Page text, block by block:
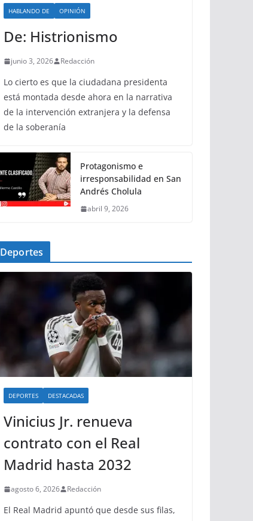
HABLANDO DE OPINIÓN
De: Histrionismo
junio 3, 2026 Redacción
Lo cierto es que la ciudadana presidenta
está montada desde ahora en la narrativa
de la intervención extranjera y la defensa
de la soberanía
Protagonismo e
irresponsabilidad en San
Andrés Cholula
abril 9, 2026
Deportes
DEPORTES DESTACADAS
Vinicius Jr. renueva
contrato con el Real
Madrid hasta 2032
agosto 6, 2026 Redacción
El Real Madrid apuntó que desde sus filas,